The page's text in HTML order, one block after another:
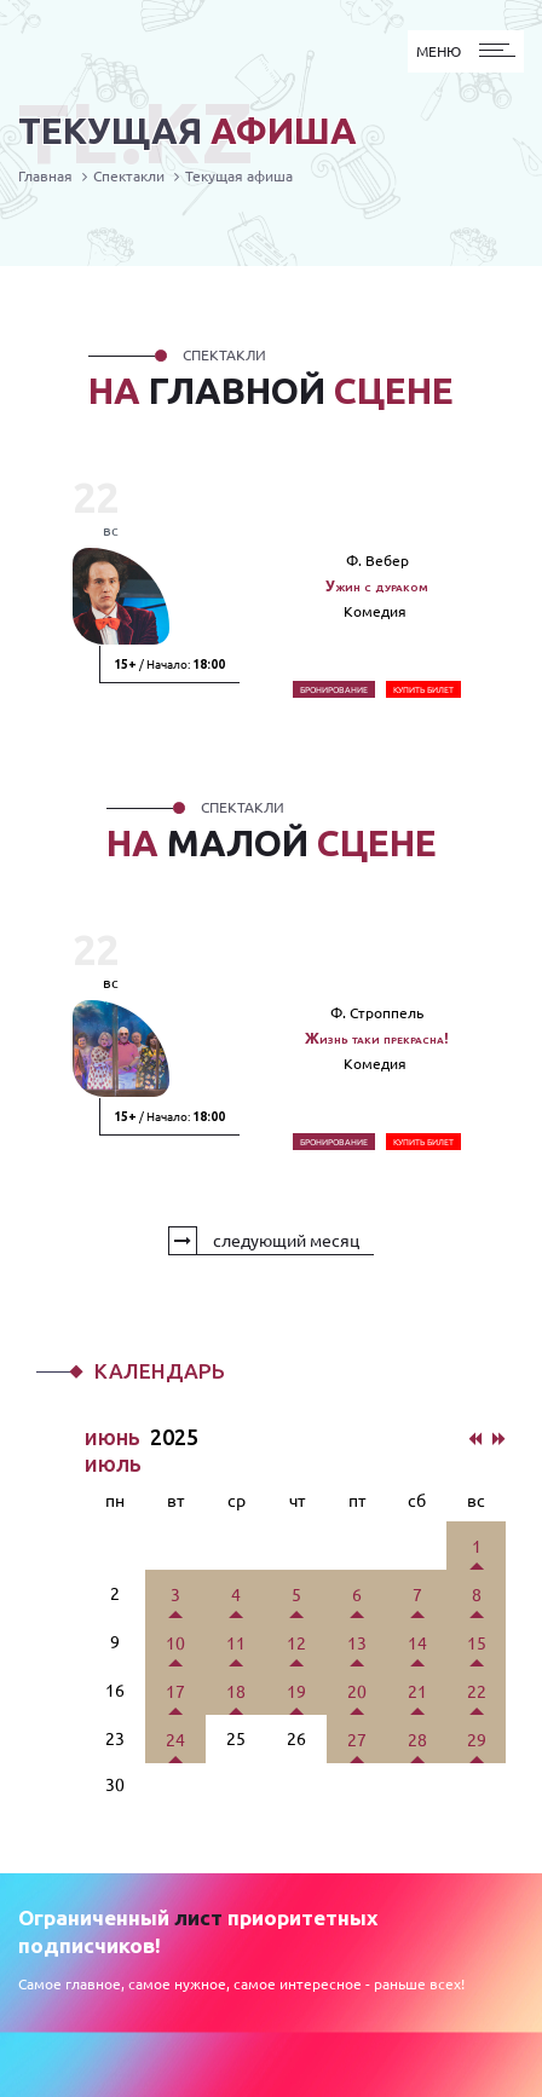
МЕНЮ
МЕНЮ
ТЕКУЩАЯ АФИША
TL.KZ
Главная Спектакли Текущая афиша
НА ГЛАВНОЙ СЦЕНЕ
СПЕКТАКЛИ
вс
15+ / Начало: 18:00
Ф. Вебер
Ужин с дураком
Комедия
БРОНИРОВАНИЕ КУПИТЬ БИЛЕТ
НА МАЛОЙ СЦЕНЕ
СПЕКТАКЛИ
вс
15+ / Начало: 18:00
Ф. Строппель
Жизнь таки прекрасна!
Комедия
БРОНИРОВАНИЕ КУПИТЬ БИЛЕТ
следующий месяц
КАЛЕНДАРЬ
июнь 2025
июль
пн вт ср чт пт сб вс
1
2 3 4 5 6 7 8
9 10 11 12 13 14 15
16 17 18 19 20 21 22
23 24 25 26 27 28 29
30
Ограниченный лист приоритетных
подписчиков!
Самое главное, самое нужное, самое интересное - раньше всех!